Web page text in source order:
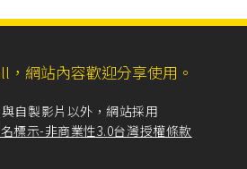
，網站內容歡迎分享使用。
自製影片以外，網站採用
標示-非商業性3.0台灣授權條款